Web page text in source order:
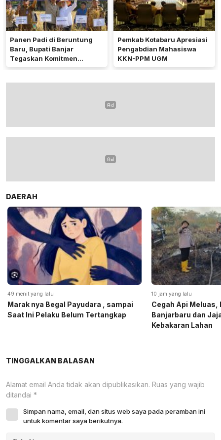
Panen Padi di Beruntung
Baru, Bupati Banjar
Tegaskan Komitmen
Dukung Ketahanan Pangan
Pemkab Kotabaru Apresiasi
Pengabdian Mahasiswa
KKN-PPM UGM
DAERAH
49 menit yang lalu
Marak nya Begal Payudara , sampai
Saat Ini Pelaku Belum Tertangkap
10 jam yang lalu
Cegah Api Meluas,
Banjarbaru dan
Kebakaran Lahan
TINGGALKAN BALASAN
Alamat email Anda tidak akan dipublikasikan. Ruas yang wajib
ditandai *
Simpan nama, email, dan situs web saya pada peramban ini
untuk komentar saya berikutnya.